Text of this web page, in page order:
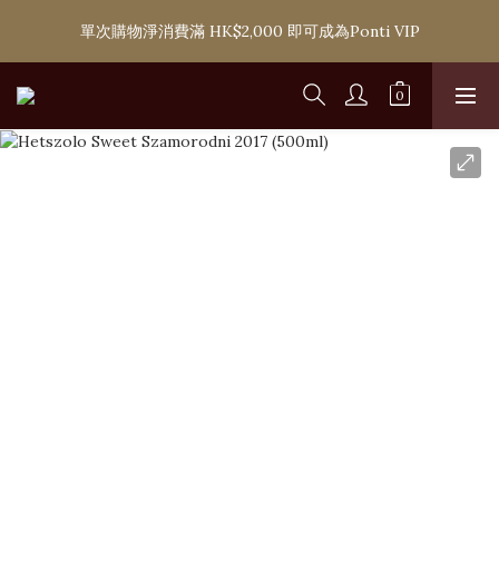
購滿 HK$1,800 即可享香港本地免費送貨服務，或選擇於6間分店
免費自取
單次購物淨消費滿 HK$2,000 即可成為Ponti VIP
購滿 HK$1,800 即可享香港本地免費送貨服務，或選擇於6間分店